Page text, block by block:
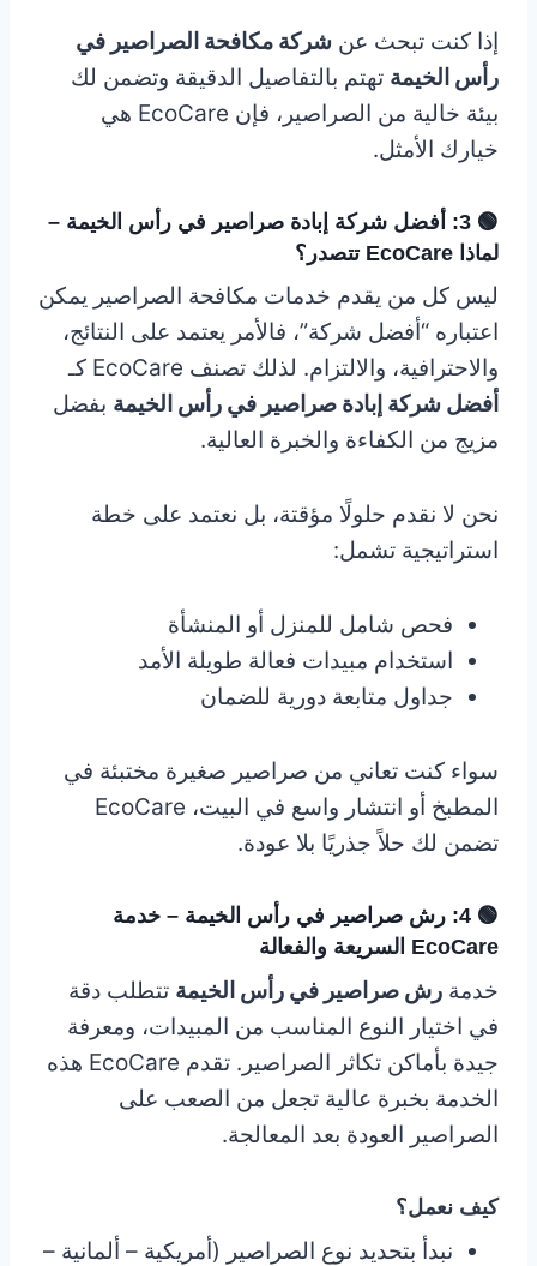
إذا كنت تبحث عن شركة مكافحة الصراصير في
رأس الخيمة تهتم بالتفاصيل الدقيقة وتضمن لك
بيئة خالية من الصراصير، فإن EcoCare هي
خيارك الأمثل.
🟢 3: أفضل شركة إبادة صراصير في رأس الخيمة –
لماذا EcoCare تتصدر؟
ليس كل من يقدم خدمات مكافحة الصراصير يمكن
اعتباره “أفضل شركة”، فالأمر يعتمد على النتائج،
والاحترافية، والالتزام. لذلك تصنف EcoCare كـ
أفضل شركة إبادة صراصير في رأس الخيمة بفضل
مزيج من الكفاءة والخبرة العالية.
نحن لا نقدم حلولًا مؤقتة، بل نعتمد على خطة
استراتيجية تشمل:
فحص شامل للمنزل أو المنشأة
استخدام مبيدات فعالة طويلة الأمد
جداول متابعة دورية للضمان
سواء كنت تعاني من صراصير صغيرة مختبئة في
المطبخ أو انتشار واسع في البيت، EcoCare
تضمن لك حلاً جذريًا بلا عودة.
🟢 4: رش صراصير في رأس الخيمة – خدمة
EcoCare السريعة والفعالة
خدمة رش صراصير في رأس الخيمة تتطلب دقة
في اختيار النوع المناسب من المبيدات، ومعرفة
جيدة بأماكن تكاثر الصراصير. تقدم EcoCare هذه
الخدمة بخبرة عالية تجعل من الصعب على
الصراصير العودة بعد المعالجة.
كيف نعمل؟
نبدأ بتحديد نوع الصراصير (أمريكية – ألمانية –